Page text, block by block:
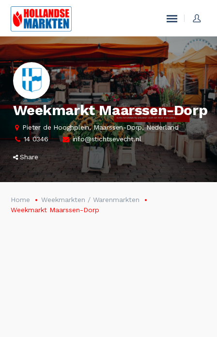
Weekmarkt Maarssen-Dorp
Pieter de Hooghplein, Maarssen-Dorp, Nederland
14 0346
info@stichtsevecht.nl
Share
Home
Weekmarkten / Warenmarkten
Weekmarkt Maarssen-Dorp